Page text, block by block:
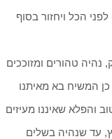
הכל ויחזור בסוף
נהיה טהורים ומזוככים
המשיח בא מאיתנו
והפלא שאיננו מעיזים
עד שנהיה בשלים